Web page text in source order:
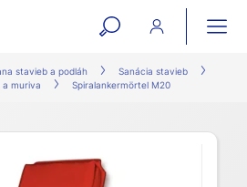
open
search
stavieb a podláh
Sanácia stavieb
a muriva Spiralankermörtel M20